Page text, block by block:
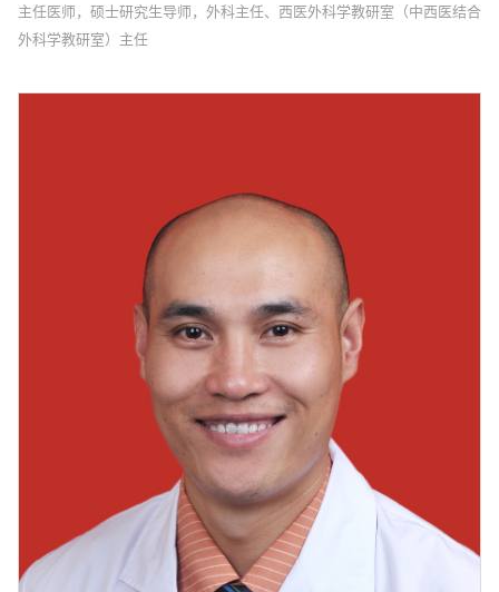
主任医师，硕士研究生导师，外科主任、西医外科学教研室（中西医结合
外科学教研室）主任